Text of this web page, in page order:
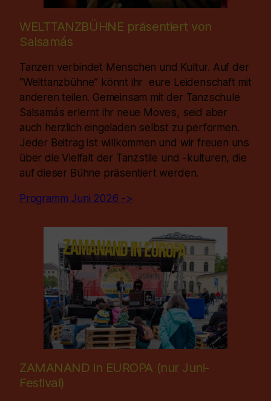
WELTTANZBÜHNE präsentiert von
Salsamás
Tanzen verbindet Menschen und Kultur. Auf der
“Welttanzbühne” könnt ihr eure Leidenschaft mit
anderen teilen. Gemeinsam mit der Tanzschule
Salsamás erlernt ihr neue Moves, seid aber
auch herzlich eingeladen selbst zu performen.
Jeder Beitrag ist willkommen und wir freuen uns
über die Vielfalt der Tanzstile und -kulturen, die
auf dieser Bühne präsentiert werden.
Programm Juni 2026 ->
ZAMANAND in EUROPA (nur Juni-
Festival)